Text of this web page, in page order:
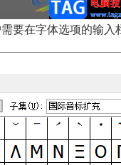
在字体选项的输入